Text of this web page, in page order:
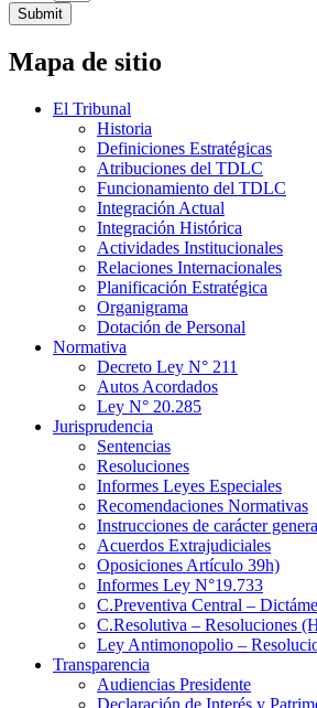
Submit
Mapa de sitio
El Tribunal
Historia
Definiciones Estratégicas
Atribuciones del TDLC
Funcionamiento del TDLC
Integración Actual
Integración Histórica
Actividades Institucionales
Relaciones Internacionales
Planificación Estratégica
Organigrama
Dotación de Personal
Normativa
Decreto Ley N° 211
Autos Acordados
Ley N° 20.285
Jurisprudencia
Sentencias
Resoluciones
Informes Leyes Especiales
Recomendaciones Normativas
Instrucciones de carácter
Acuerdos Extrajudiciales
Oposiciones Artículo 39h)
Informes Ley N°19.733
C.Preventiva Central –
C.Resolutiva – Resoluciones
Ley Antimonopolio –
Transparencia
Audiencias Presidente
Declaración de Interés y